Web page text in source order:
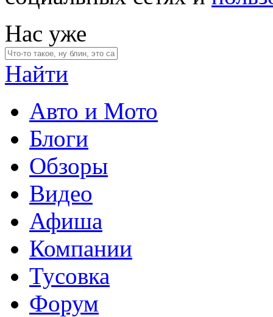
Нас уже
Найти
Авто и Мото
Блоги
Обзоры
Видео
Афиша
Компании
Тусовка
Форум